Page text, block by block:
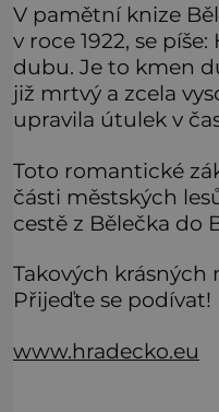
V pamětní knize
v roce 1922, se
dubu. Je to kmen
již mrtvý a zcela
upravila útulek v
Toto romantické
části městských
cestě z Bělečka do
Takových krásných
Přijeďte se podívat!
www.hradecko.eu